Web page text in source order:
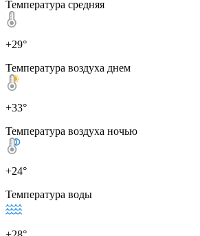
Температура средняя
+29°
Температура воздуха днем
+33°
Температура воздуха ночью
+24°
Температура воды